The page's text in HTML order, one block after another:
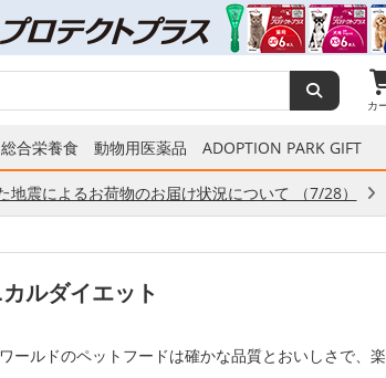
カ
総合栄養食 動物用医薬品 ADOPTION PARK GIFT
地震によるお荷物のお届け状況について （7/28）
ルダイエット
ールドのペットフードは確かな品質とおいしさで、